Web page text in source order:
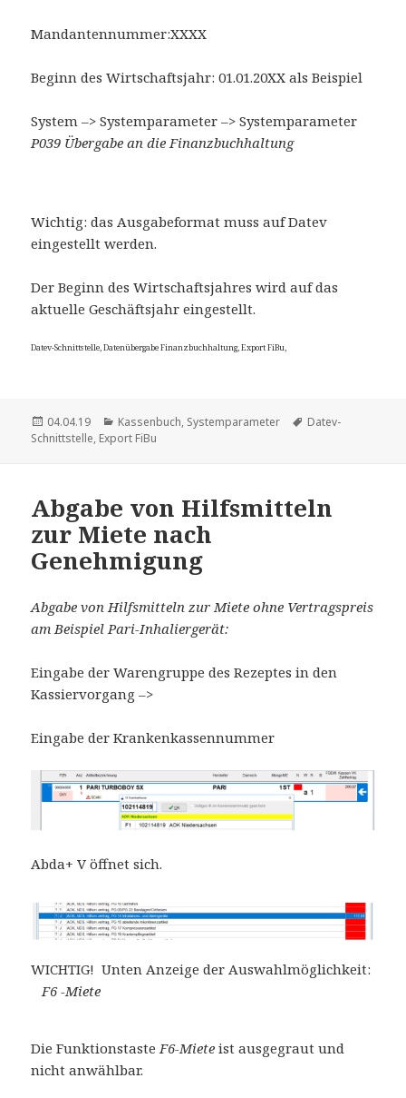
Mandantennummer:XXXX
Beginn des Wirtschaftsjahr: 01.01.20XX als Beispiel
System –> Systemparameter –> Systemparameter
P039 Übergabe an die Finanzbuchhaltung
Wichtig: das Ausgabeformat muss auf Datev
eingestellt werden.
Der Beginn des Wirtschaftsjahres wird auf das
aktuelle Geschäftsjahr eingestellt.
Datev-Schnittstelle, Datenübergabe Finanzbuchhaltung, Export FiBu,
Veröffentlicht
am
04.04.19 Kategorien
Kassenbuch, Systemparameter Schlagwörter
Datev-
Schnittstelle, Export FiBu
Abgabe von Hilfsmitteln
zur Miete nach
Genehmigung
Abgabe von Hilfsmitteln zur Miete ohne Vertragspreis
am Beispiel Pari-Inhaliergerät:
Eingabe der Warengruppe des Rezeptes in den
Kassiervorgang –>
Eingabe der Krankenkassennummer
Abda+ V öffnet sich.
WICHTIG! Unten Anzeige der Auswahlmöglichkeit:
F6 -Miete
Die Funktionstaste F6-Miete ist ausgegraut und
nicht anwählbar.